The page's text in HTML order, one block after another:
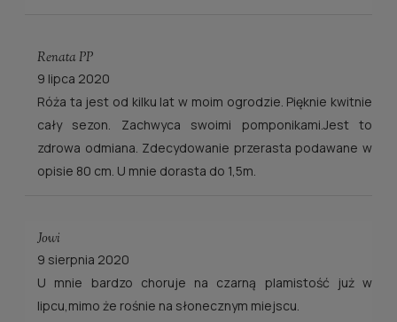
Renata PP
9 lipca 2020
Róża ta jest od kilku lat w moim ogrodzie. Pięknie kwitnie
cały sezon. Zachwyca swoimi pomponikami.Jest to
zdrowa odmiana. Zdecydowanie przerasta podawane w
opisie 80 cm. U mnie dorasta do 1,5m.
Jowi
9 sierpnia 2020
U mnie bardzo choruje na czarną plamistość już w
lipcu,mimo że rośnie na słonecznym miejscu.